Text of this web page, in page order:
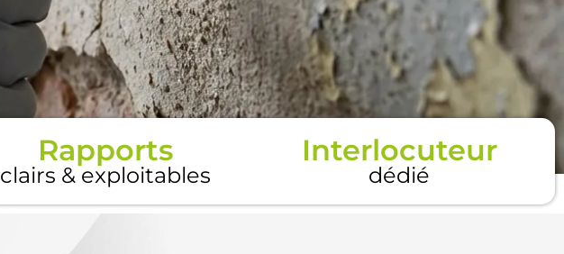
Rapports
clairs & exploitables
Interlocuteur
dédié